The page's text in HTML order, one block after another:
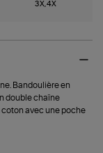
3X,4X
Bandoulière en
double chaîne
avec une poche